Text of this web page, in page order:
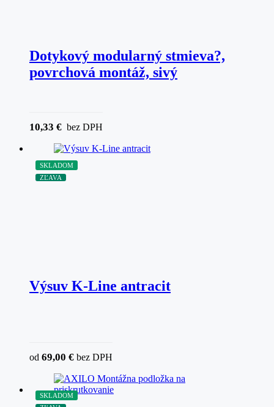
Dotykový modularný stmieva?,
povrchová montáž, sivý
10,33 € bez DPH
SKLADOM
ZĽAVA
Výsuv K-Line antracit
od 69,00 € bez DPH
SKLADOM